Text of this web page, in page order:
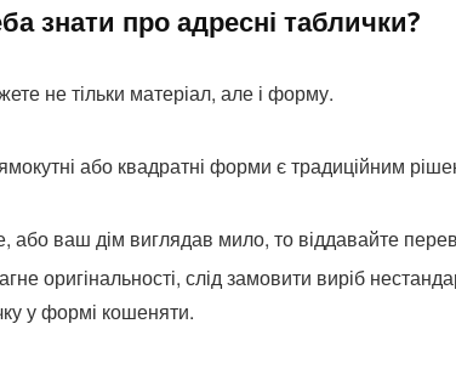
знати про адресні таблички?
не тільки матеріал, але і форму.
або квадратні форми є традиційним
або ваш дім виглядав мило, то віддавайте
оригінальності, слід замовити виріб
у формі кошеняти.